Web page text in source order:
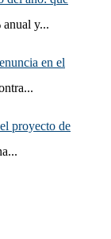
y...
en el
proyecto de